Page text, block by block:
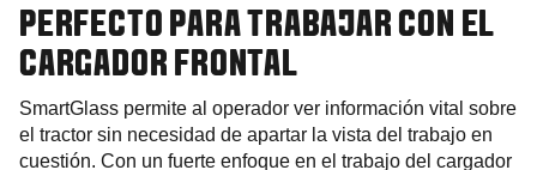
PERFECTO PARA TRABAJAR CON EL
CARGADOR FRONTAL
SmartGlass permite al operador ver información vital sobre
el tractor sin necesidad de apartar la vista del trabajo en
cuestión. Con un fuerte enfoque en el trabajo del cargador